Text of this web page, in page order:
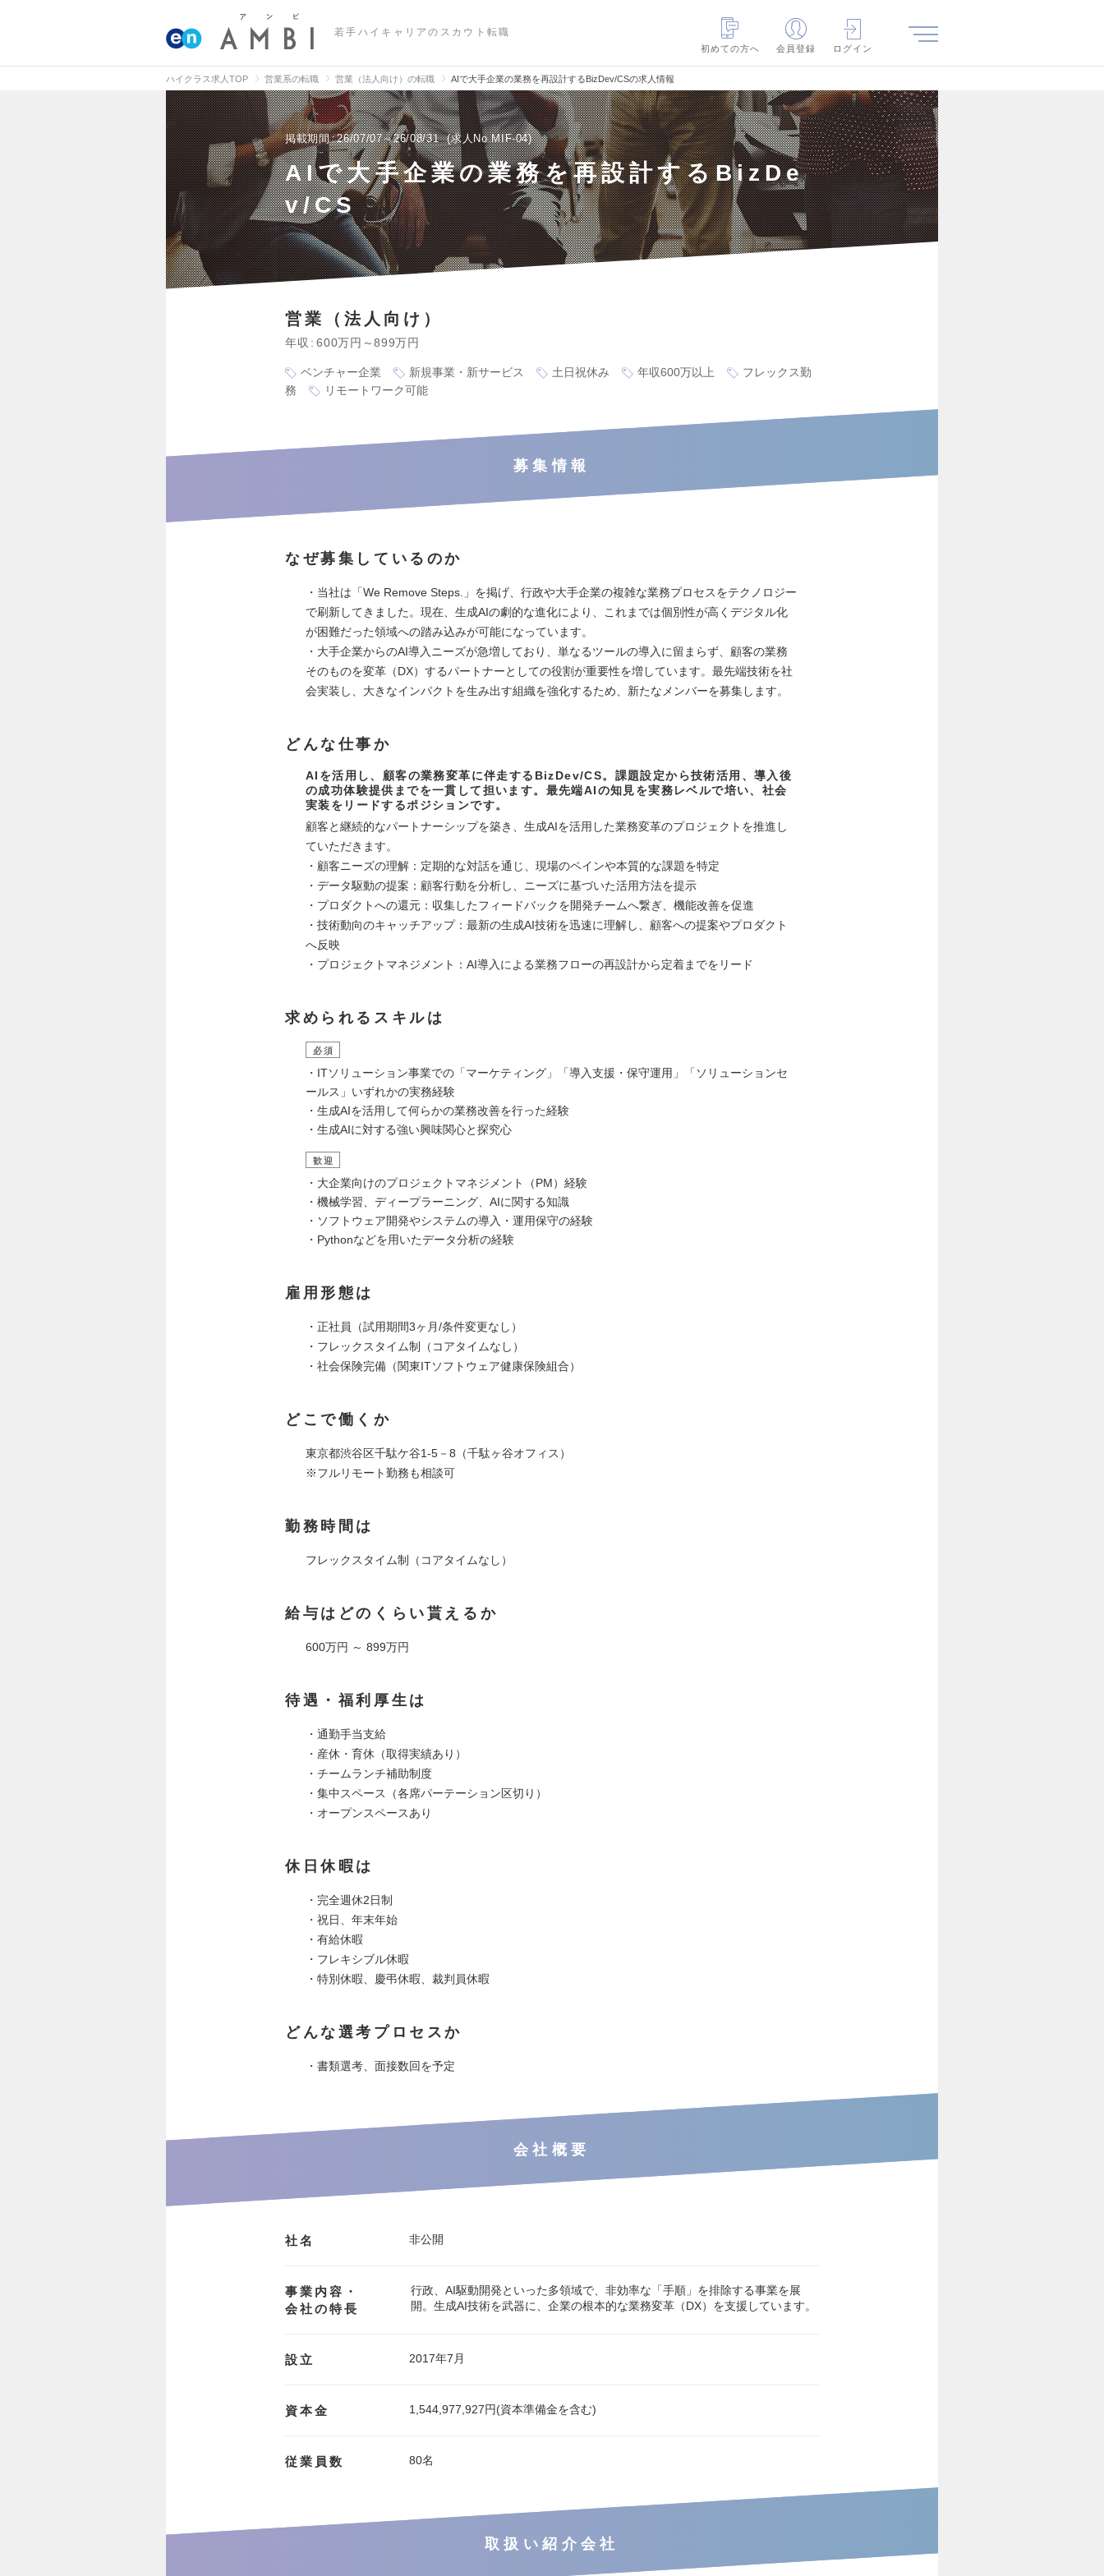
若手ハイキャリアのスカウト転職
初めての方へ
会員登録 ログイン
ハイクラス求人TOP 営業系の転職 営業（法人向け）の転職 AIで大手企業の業務を再設計するBizDev/CSの求人情報
掲載期間 26/07/07～26/08/31 求人No.MIF-04
AIで大手企業の業務を再設計するBizDe
v/CS
営業（法人向け）
年収 600万円～899万円
ベンチャー企業 新規事業・新サービス 土日祝休み 年収600万以上
フレックス勤
務
リモートワーク可能
募集情報
なぜ募集しているのか
・当社は「We Remove Steps.」を掲げ、行政や大手企業の複雑な業務プロセスをテクノロジー
で刷新してきました。現在、生成AIの劇的な進化により、これまでは個別性が高くデジタル化
が困難だった領域への踏み込みが可能になっています。
・大手企業からのAI導入ニーズが急増しており、単なるツールの導入に留まらず、顧客の業務
そのものを変革（DX）するパートナーとしての役割が重要性を増しています。最先端技術を社
会実装し、大きなインパクトを生み出す組織を強化するため、新たなメンバーを募集します。
どんな仕事か
AIを活用し、顧客の業務変革に伴走するBizDev/CS。課題設定から技術活用、導入後
の成功体験提供までを一貫して担います。最先端AIの知見を実務レベルで培い、社会
実装をリードするポジションです。
顧客と継続的なパートナーシップを築き、生成AIを活用した業務変革のプロジェクトを推進し
ていただきます。
・顧客ニーズの理解：定期的な対話を通じ、現場のペインや本質的な課題を特定
・データ駆動の提案：顧客行動を分析し、ニーズに基づいた活用方法を提示
・プロダクトへの還元：収集したフィードバックを開発チームへ繋ぎ、機能改善を促進
・技術動向のキャッチアップ：最新の生成AI技術を迅速に理解し、顧客への提案やプロダクト
へ反映
・プロジェクトマネジメント：AI導入による業務フローの再設計から定着までをリード
求められるスキルは
必須
・ITソリューション事業での「マーケティング」「導入支援・保守運用」「ソリューションセ
ールス」いずれかの実務経験
・生成AIを活用して何らかの業務改善を行った経験
・生成AIに対する強い興味関心と探究心
歓迎
・大企業向けのプロジェクトマネジメント（PM）経験
・機械学習、ディープラーニング、AIに関する知識
・ソフトウェア開発やシステムの導入・運用保守の経験
・Pythonなどを用いたデータ分析の経験
雇用形態は
・正社員（試用期間3ヶ月/条件変更なし）
・フレックスタイム制（コアタイムなし）
・社会保険完備（関東ITソフトウェア健康保険組合）
どこで働くか
東京都渋谷区千駄ケ谷1-5－8（千駄ヶ谷オフィス）
※フルリモート勤務も相談可
勤務時間は
フレックスタイム制（コアタイムなし）
給与はどのくらい貰えるか
600万円 ～ 899万円
待遇・福利厚生は
・通勤手当支給
・産休・育休（取得実績あり）
・チームランチ補助制度
・集中スペース（各席パーテーション区切り）
・オープンスペースあり
休日休暇は
・完全週休2日制
・祝日、年末年始
・有給休暇
・フレキシブル休暇
・特別休暇、慶弔休暇、裁判員休暇
どんな選考プロセスか
・書類選考、面接数回を予定
会社概要
社名 非公開
事業内容・
会社の特長
行政、AI駆動開発といった多領域で、非効率な「手順」を排除する事業を展
開。生成AI技術を武器に、企業の根本的な業務変革（DX）を支援しています。
設立 2017年7月
資本金 1,544,977,927円(資本準備金を含む)
従業員数 80名
取扱い紹介会社